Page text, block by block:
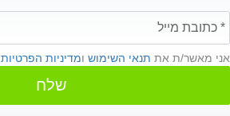
אני מאשר/ת את תנאי השימוש ומדיניות הפרטיות
שלח